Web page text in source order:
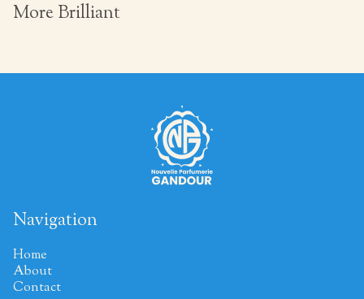
More Brilliant
Navigation
Home
About
Contact